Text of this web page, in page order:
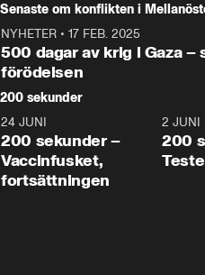
Senaste om konflikten i
NYHETER • 17 FEB. 2025
500 dagar av krig i Gaza –
förödelsen
200 sekunder
5:00
24 JUNI
200 sekunder –
Vaccinfusket,
fortsättningen
2 JUNI
200